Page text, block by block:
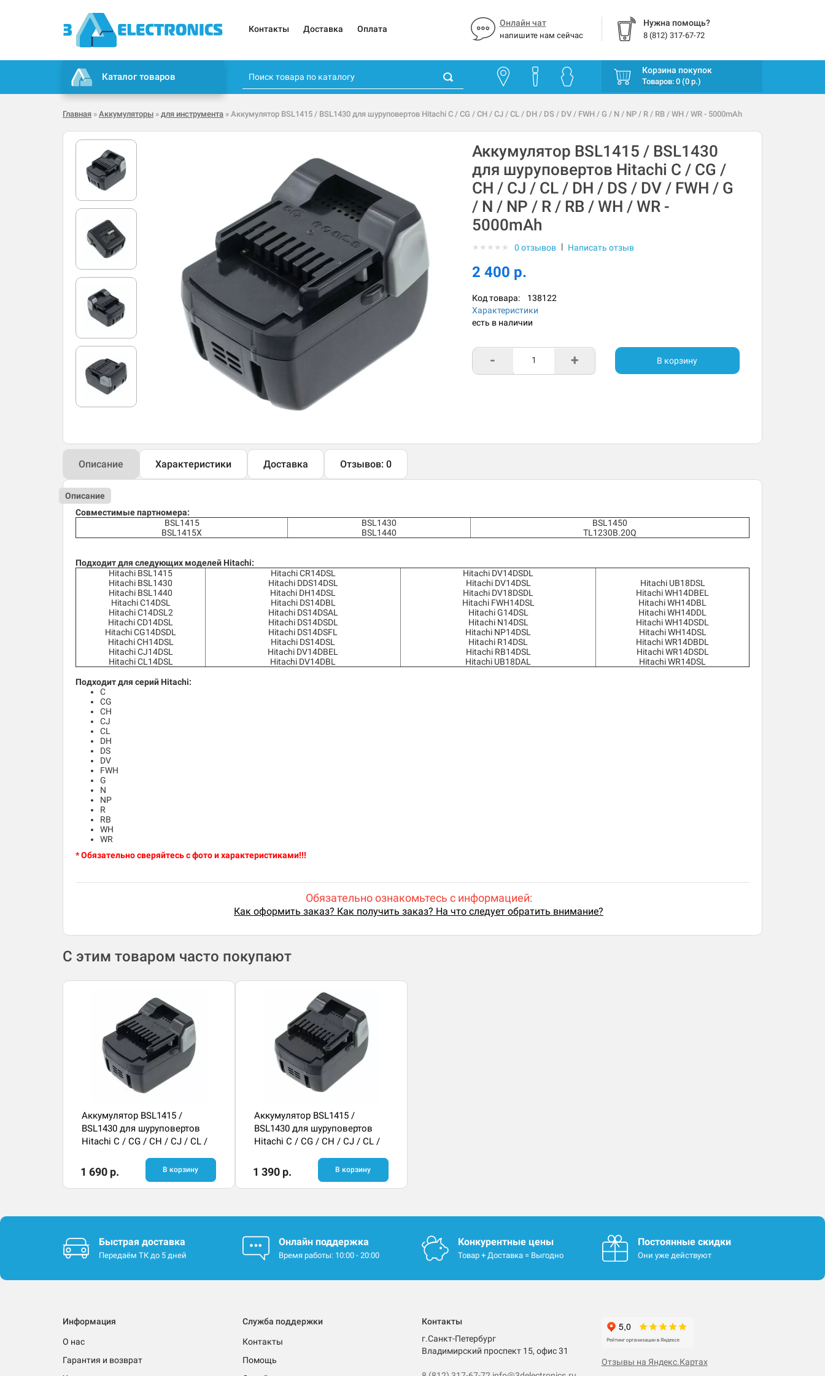
Контакты Доставка Оплата
Онлайн чат
напишите нам сейчас
Нужна помощь?
8 (812) 317-67-72
Каталог товаров
Корзина покупок
Товаров: 0 (0 р.)
Главная » Аккумуляторы » для инструмента » Аккумулятор BSL1415 / BSL1430 для шуруповертов Hitachi C / CG / CH / CJ / CL / DH / DS / DV / FWH / G / N / NP / R / RB / WH / WR - 5000mAh
Аккумулятор BSL1415 / BSL1430
для шуруповертов Hitachi C / CG /
CH / CJ / CL / DH / DS / DV / FWH / G
/ N / NP / R / RB / WH / WR -
5000mAh
★ ★ ★ ★ ★ 0 отзывов | Написать отзыв
2 400 р.
Код товара: 138122
Характеристики
есть в наличии
- + В корзину
Описание Характеристики Доставка Отзывов: 0
Описание
Совместимые партномера:​
BSL1415
BSL1415X
BSL1430
BSL1440
BSL1450
TL1230B.20Q
Подходит для следующих моделей Hitachi:
Hitachi BSL1415
Hitachi BSL1430
Hitachi BSL1440
Hitachi C14DSL
Hitachi C14DSL2
Hitachi CD14DSL
Hitachi CG14DSDL
Hitachi CH14DSL
Hitachi CJ14DSL
Hitachi CL14DSL
Hitachi CR14DSL
Hitachi DDS14DSL
Hitachi DH14DSL
Hitachi DS14DBL
Hitachi DS14DSAL
Hitachi DS14DSDL
Hitachi DS14DSFL
Hitachi DS14DSL
Hitachi DV14DBEL
Hitachi DV14DBL
Hitachi DV14DSDL
Hitachi DV14DSL
Hitachi DV18DSDL
Hitachi FWH14DSL
Hitachi G14DSL
Hitachi N14DSL
Hitachi NP14DSL
Hitachi R14DSL
Hitachi RB14DSL
Hitachi UB18DAL
Hitachi UB18DSL
Hitachi WH14DBEL
Hitachi WH14DBL
Hitachi WH14DDL
Hitachi WH14DSDL
Hitachi WH14DSL
Hitachi WR14DBDL
Hitachi WR14DSDL
Hitachi WR14DSL
Подходит для серий Hitachi:
C
CG
CH
CJ
CL
DH
DS
DV
FWH
G
N
NP
R
RB
WH
WR
* Обязательно сверяйтесь с фото и характеристиками!!!
Обязательно ознакомьтесь с информацией:
Как оформить заказ? Как получить заказ? На что следует обратить внимание?
С этим товаром часто покупают
Аккумулятор BSL1415 /
BSL1430 для шуруповертов
Hitachi C / CG / CH / CJ / CL /
1 690 р. В корзину
Аккумулятор BSL1415 /
BSL1430 для шуруповертов
Hitachi C / CG / CH / CJ / CL /
1 390 р. В корзину
Быстрая доставка
Передаём ТК до 5 дней
Онлайн поддержка
Время работы: 10:00 - 20:00
Конкурентные цены
Товар + Доставка = Выгодно
Постоянные скидки
Они уже действуют
Информация
О нас
Гарантия и возврат
Служба поддержки
Контакты
Помощь
Контакты
г.Санкт-Петербург
Владимирский проспект 15, офис 31
Отзывы на Яндекс.Картах